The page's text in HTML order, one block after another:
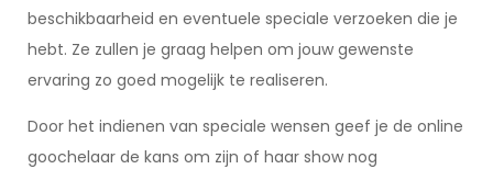
beschikbaarheid en eventuele speciale verzoeken die je
hebt. Ze zullen je graag helpen om jouw gewenste
ervaring zo goed mogelijk te realiseren.
Door het indienen van speciale wensen geef je de online
goochelaar de kans om zijn of haar show nog